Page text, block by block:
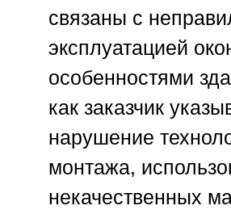
связаны с
эксплуатацией
особенностями
как заказчик
нарушение
монтажа,
некачественных